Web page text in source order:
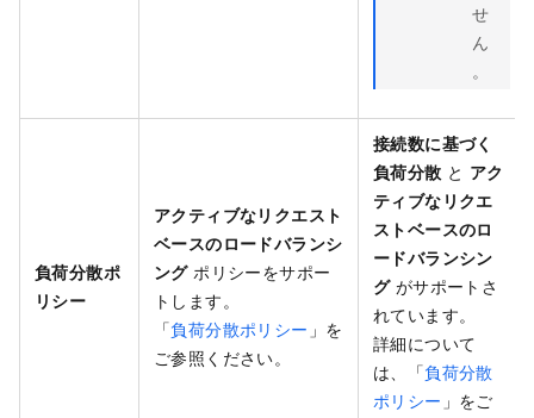
せ
ん
。
負荷分散ポ
リシー
アクティブなリクエスト
ベースのロードバランシ
ングポリシーをサポー
トします。
「負荷分散ポリシー 」を
ご参照ください。
接続数に基づく
負荷分散 と アク
ティブなリクエ
ストベースのロ
ードバランシン
グがサポートさ
れています。
詳細について
は、「負荷分散
ポリシー 」をご